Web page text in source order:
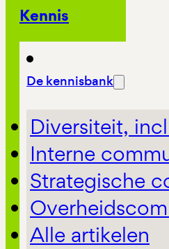
Kennis
De kennisbank
Diversiteit,
Interne
Strategische
Alle artikelen